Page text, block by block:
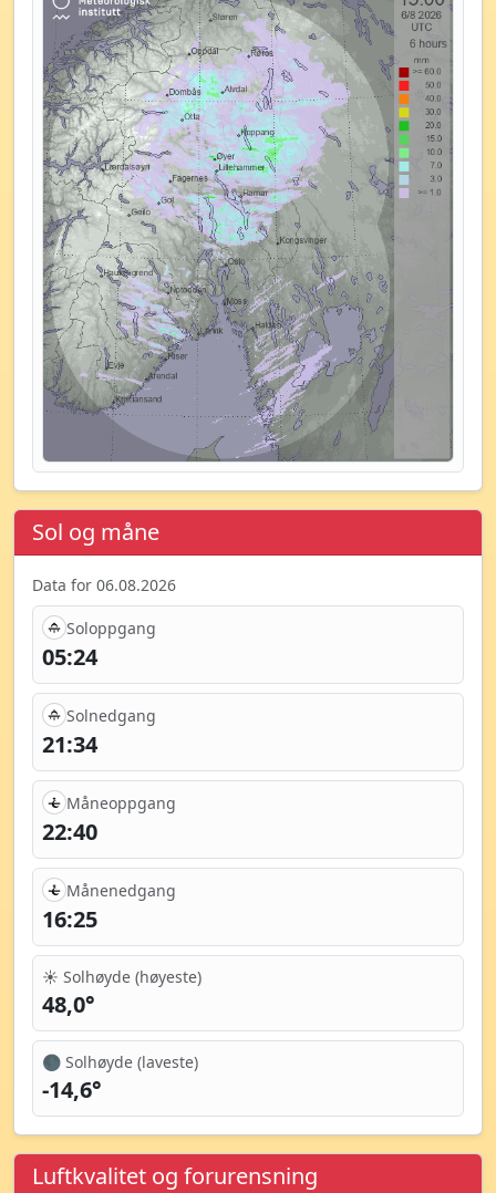
Sol og måne
Data for 06.08.2026
Soloppgang
05:24
Solnedgang
21:34
Måneoppgang
22:40
Månenedgang
16:25
☀️ Solhøyde (høyeste)
48,0°
🌑 Solhøyde (laveste)
-14,6°
Luftkvalitet og forurensning